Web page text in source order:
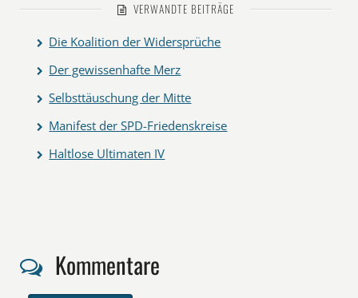
VERWANDTE BEITRÄGE
Die Koalition der Widersprüche
Der gewissenhafte Merz
Selbsttäuschung der Mitte
Manifest der SPD-Friedenskreise
Haltlose Ultimaten IV
Kommentare